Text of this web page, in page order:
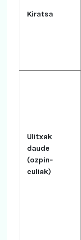
Kiratsa
Ulitxak
daude
(ozpin-
euliak)